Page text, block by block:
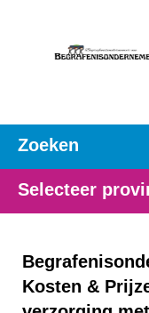
Zoeken
Selecteer
Kosten &